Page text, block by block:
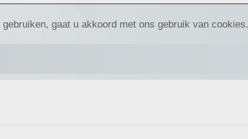
gaat u akkoord met ons gebruik van cookies.